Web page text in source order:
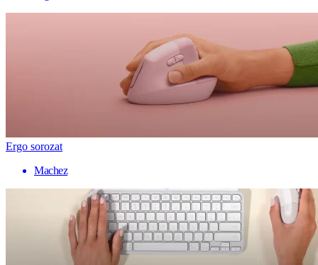
Ergo sorozat
Machez